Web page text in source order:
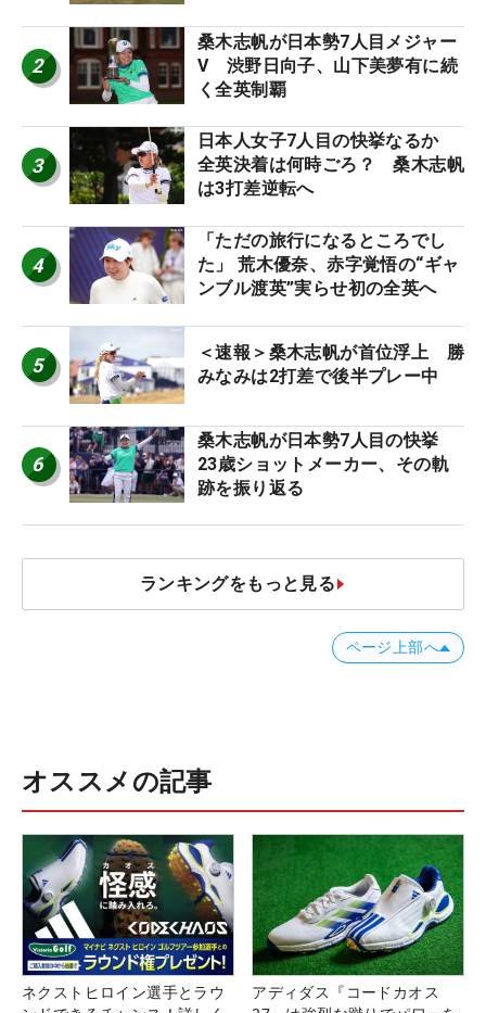
2
桑木志帆が日本勢7人目メジャー
V 渋野日向子、山下美夢有に続
く全英制覇
3
日本人女子7人目の快挙なるか
全英決着は何時ごろ？ 桑木志帆
は3打差逆転へ
4
「ただの旅行になるところでし
た」 荒木優奈、赤字覚悟の“ギャ
ンブル渡英”実らせ初の全英へ
5
＜速報＞桑木志帆が首位浮上 勝
みなみは2打差で後半プレー中
6
桑木志帆が日本勢7人目の快挙
23歳ショットメーカー、その軌
跡を振り返る
ランキングをもっと見る
ページ上部へ
オススメの記事
ネクストヒロイン選手とラウ
アディダス『コードカオス